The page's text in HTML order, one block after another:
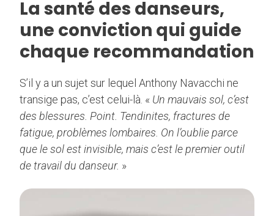
La santé des danseurs,
une conviction qui guide
chaque recommandation
S’il y a un sujet sur lequel Anthony Navacchi ne
transige pas, c’est celui-là. « Un mauvais sol, c’est
des blessures. Point. Tendinites, fractures de
fatigue, problèmes lombaires. On l’oublie parce
que le sol est invisible, mais c’est le premier outil
de travail du danseur. »